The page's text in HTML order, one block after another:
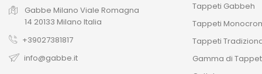
Gabbe Milano Viale Romagna
14 20133 Milano Italia
+39027381817
info@gabbe.it
Tappeti Gabbeh
Tappeti
Tappeti
Gamma di